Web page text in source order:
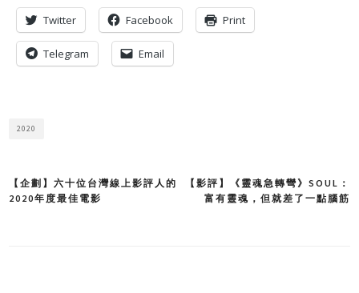
Twitter Facebook Print
Telegram Email
2020
Post
【影評】《靈魂急轉彎》SOUL：
富有靈魂，但就差了一點腦筋
【企劃】六十位台灣線上影評人的
2020年度最佳電影